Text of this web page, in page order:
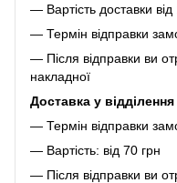
— Вартість доставки від
— Термін відправки
— Після відправки ви
накладної
Доставка у
— Термін відправки
— Вартість: від 70 грн
— Після відправки ви